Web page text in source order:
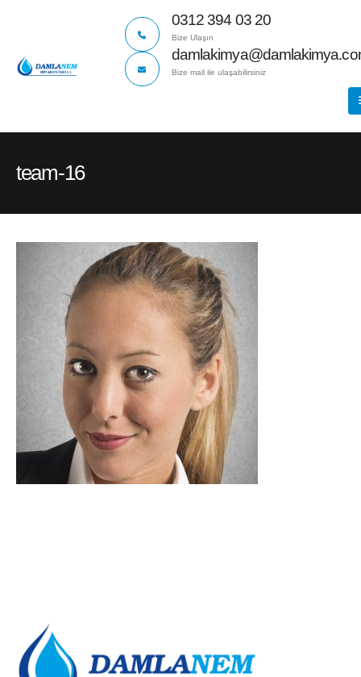
0312 394 03 20
Bize Ulaşın
Bize mail ile ulaşabilirsiniz
team-16